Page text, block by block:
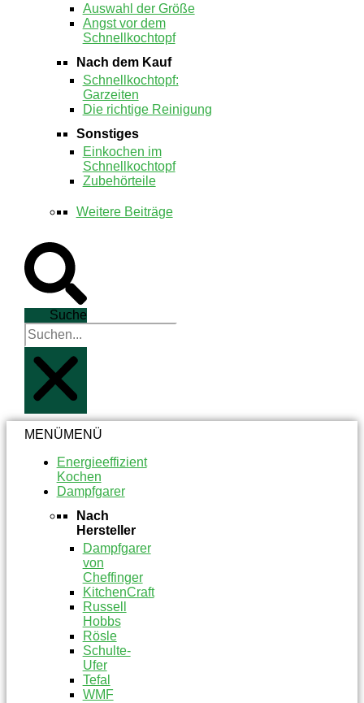
Auswahl der Größe
Angst vor dem
Schnellkochtopf
Nach dem Kauf
Schnellkochtopf:
Garzeiten
Die richtige Reinigung
Sonstiges
Einkochen im
Schnellkochtopf
Zubehörteile
Weitere Beiträge
Suche
MENÜMENÜ
Energieeffizient
Kochen
Dampfgarer
Nach
Hersteller
Dampfgarer
von
Cheffinger
KitchenCraft
Russell
Hobbs
Rösle
Schulte-
Ufer
Tefal
WMF